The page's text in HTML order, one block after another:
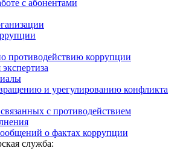
с абонентами
противодействию коррупции
и урегулированию конфликта
с противодействием
о фактах коррупции
служба: